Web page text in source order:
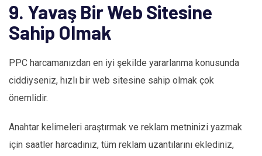
9. Yavaş Bir Web Sitesine
Sahip Olmak
PPC harcamanızdan en iyi şekilde yararlanma konusunda
ciddiyseniz, hızlı bir web sitesine sahip olmak çok
önemlidir.
Anahtar kelimeleri araştırmak ve reklam metninizi yazmak
için saatler harcadınız, tüm reklam uzantılarını eklediniz,